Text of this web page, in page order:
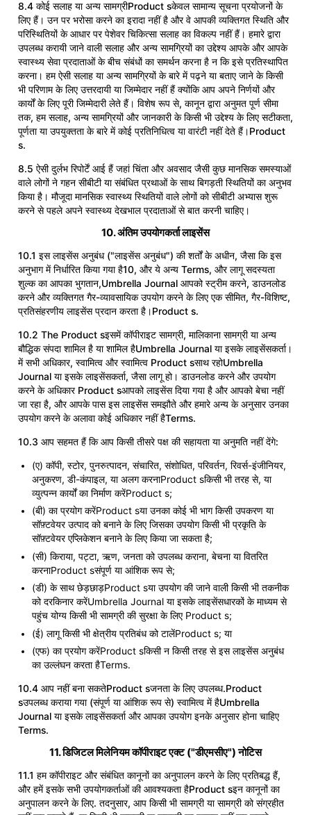
8.4 कोई सलाह या अन्य सामग्रीProduct sकेवल सामान्य सूचना प्रयोजनों के
लिए हैं। उन पर भरोसा करने का इरादा नहीं है और वे आपकी व्यक्तिगत स्थिति और
परिस्थितियों के आधार पर पेशेवर चिकित्सा सलाह का विकल्प नहीं हैं। हमारे द्वारा
उपलब्ध करायी जाने वाली सलाह और अन्य सामग्रियों का उद्देश्य आपके और आपके
स्वास्थ्य सेवा प्रदाताओं के बीच संबंधों का समर्थन करना है न कि इसे प्रतिस्थापित
करना। हम ऐसी सलाह या अन्य सामग्रियों के बारे में पढ़ने या बताए जाने के किसी
भी परिणाम के लिए उत्तरदायी या जिम्मेदार नहीं हैं क्योंकि आप अपने निर्णयों और
कार्यों के लिए पूरी जिम्मेदारी लेते हैं। विशेष रूप से, कानून द्वारा अनुमत पूर्ण सीमा
तक, हम सलाह, अन्य सामग्रियों और जानकारी के किसी भी उद्देश्य के लिए सटीकता,
पूर्णता या उपयुक्तता के बारे में कोई प्रतिनिधित्व या वारंटी नहीं देते हैं।Product
s.
8.5 ऐसी दुर्लभ रिपोर्टें आई हैं जहां चिंता और अवसाद जैसी कुछ मानसिक समस्याओं
वाले लोगों ने गहन सीबीटी या संबंधित प्रथाओं के साथ बिगड़ती स्थितियों का अनुभव
किया है। मौजूदा मानसिक स्वास्थ्य स्थितियों वाले लोगों को सीबीटी अभ्यास शुरू
करने से पहले अपने स्वास्थ्य देखभाल प्रदाताओं से बात करनी चाहिए।
10. अंतिम उपयोगकर्ता लाइसेंस
10.1 इस लाइसेंस अनुबंध ("लाइसेंस अनुबंध") की शर्तों के अधीन, जैसा कि इस
अनुभाग में निर्धारित किया गया है10, और ये अन्य Terms, और लागू सदस्यता
शुल्क का आपका भुगतान,Umbrella Journal आपको स्ट्रीम करने, डाउनलोड
करने और व्यक्तिगत गैर-व्यावसायिक उपयोग करने के लिए एक सीमित, गैर-विशिष्ट,
प्रतिसंहरणीय लाइसेंस प्रदान करता है।Product s.
10.2 The Product sइसमें कॉपीराइट सामग्री, मालिकाना सामग्री या अन्य
बौद्धिक संपदा शामिल है या शामिल हैUmbrella Journal या इसके लाइसेंसकर्ता।
में सभी अधिकार, स्वामित्व और स्वामित्व Product sसाथ रहोUmbrella
Journal या इसके लाइसेंसकर्ता, जैसा लागू हो। डाउनलोड करने और उपयोग
करने के अधिकार Product sआपको लाइसेंस दिया गया है और आपको बेचा नहीं
जा रहा है, और आपके पास इस लाइसेंस समझौते और हमारे अन्य के अनुसार उनका
उपयोग करने के अलावा कोई अधिकार नहीं हैTerms.
10.3 आप सहमत हैं कि आप किसी तीसरे पक्ष की सहायता या अनुमति नहीं देंगे:
(ए) कॉपी, स्टोर, पुनरुत्पादन, संचारित, संशोधित, परिवर्तन, रिवर्स-इंजीनियर,
अनुकरण, डी-कंपाइल, या अलग करनाProduct sकिसी भी तरह से, या
व्युत्पन्न कार्यों का निर्माण करेंProduct s;
(बी) का प्रयोग करेंProduct sया उनका कोई भी भाग किसी उपकरण या
सॉफ़्टवेयर उत्पाद को बनाने के लिए जिसका उपयोग किसी भी प्रकृति के
सॉफ़्टवेयर एप्लिकेशन बनाने के लिए किया जा सकता है;
(सी) किराया, पट्टा, ऋण, जनता को उपलब्ध कराना, बेचना या वितरित
करनाProduct sसंपूर्ण या आंशिक रूप से;
(डी) के साथ छेड़छाड़Product sया उपयोग की जाने वाली किसी भी तकनीक
को दरकिनार करेंUmbrella Journal या इसके लाइसेंसधारकों के माध्यम से
पहुंच योग्य किसी भी सामग्री की सुरक्षा के लिए Product s;
(ई) लागू किसी भी क्षेत्रीय प्रतिबंध को टालेंProduct s; या
(एफ) का प्रयोग करेंProduct sकिसी न किसी तरह से इस लाइसेंस अनुबंध
का उल्लंघन करता हैTerms.
10.4 आप नहीं बना सकतेProduct sजनता के लिए उपलब्ध.Product
sउपलब्ध कराया गया (संपूर्ण या आंशिक रूप से) स्वामित्व में हैUmbrella
Journal या इसके लाइसेंसकर्ता और आपका उपयोग इनके अनुसार होना चाहिए
Terms.
11. डिजिटल मिलेनियम कॉपीराइट एक्ट ("डीएमसीए") नोटिस
11.1 हम कॉपीराइट और संबंधित कानूनों का अनुपालन करने के लिए प्रतिबद्ध हैं,
और हमें इसके सभी उपयोगकर्ताओं की आवश्यकता हैProduct sइन कानूनों का
अनुपालन करने के लिए. तदनुसार, आप किसी भी सामग्री या सामग्री को संग्रहीत